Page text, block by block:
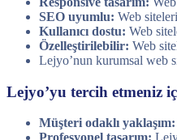
SEO uyumlu: Web
Kullanıcı dostu: Web
Özelleştirilebilir: Web
Lejyo’nun kurumsal web
Lejyo’yu tercih etmeniz
Müşteri odaklı yaklaşım: